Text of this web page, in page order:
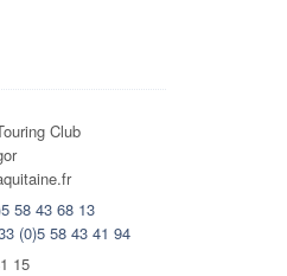
Club
58 43 68 13
(0)5 58 43 41 94
15